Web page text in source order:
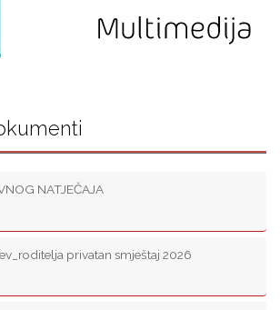
NATJEČAJA
privatan smještaj 2026